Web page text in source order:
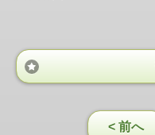
< 前へ